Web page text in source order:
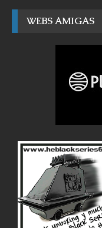
WEBS AMIGAS